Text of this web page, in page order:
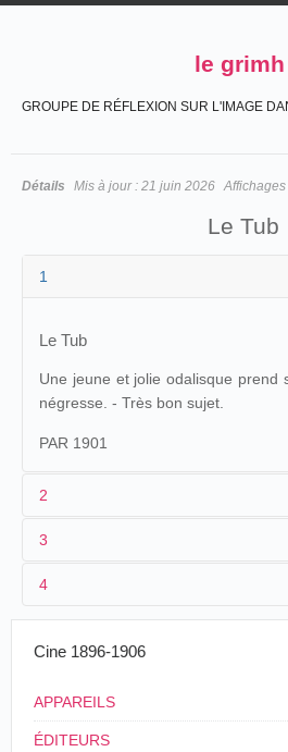
le grimh
GROUPE DE RÉFLEXION SUR L'IMAGE
Détails Mis à jour : 21 juin 2026 Affichages
Le Tub
1
Le Tub
Une jeune et jolie odalisque prend
négresse. - Très bon sujet.
PAR 1901
2
1
2
3
4
Cine 1896-1906
APPAREILS
ÉDITEURS